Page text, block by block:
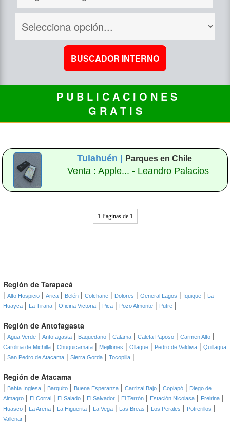
P U B L I C A C I O N E S
G R A T I S
Tulahuén | Parques en Chile
Venta : Apple... - Leandro Palacios
1 Paginas de 1
Región de Tarapacá
| Alto Hospicio | Arica | Belén | Colchane | Dolores | General Lagos | Iquique |
La
Huayca | La Tirana | Oficina Victoria | Pica | Pozo Almonte | Putre |
Región de Antofagasta
| Agua Verde | Antofagasta | Baquedano | Calama | Caleta Paposo | Carmen Alto |
Carolina de Michilla | Chuquicamata | Mejillones | Ollague | Pedro de Valdivia | Quillagua
| San Pedro de Atacama | Sierra Gorda | Tocopilla |
Región de Atacama
| Bahía Inglesa | Barquito | Buena Esperanza | Carrizal Bajo | Copiapó | Diego de
Almagro | El Corral | El Salado | El Salvador | El Terrón | Estación Nicolasa | Freirina |
Huasco | La Arena | La Higuerita | La Vega | Las Breas | Los Perales | Potrerillos |
Vallenar |